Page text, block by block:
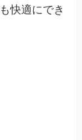
快適にでき